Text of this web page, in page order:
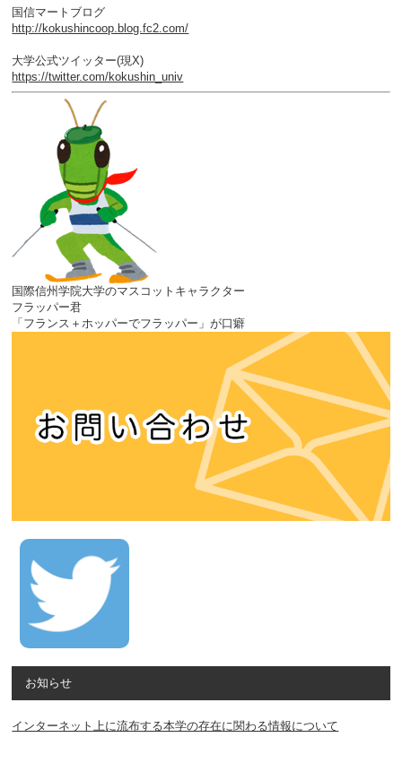
国信マートブログ
http://kokushincoop.blog.fc2.com/
大学公式ツイッター(現X)
https://twitter.com/kokushin_univ
国際信州学院大学のマスコットキャラクター
フラッパー君
「フランス＋ホッパーでフラッパー」が口癖
お知らせ
インターネット上に流布する本学の存在に関わる情報について